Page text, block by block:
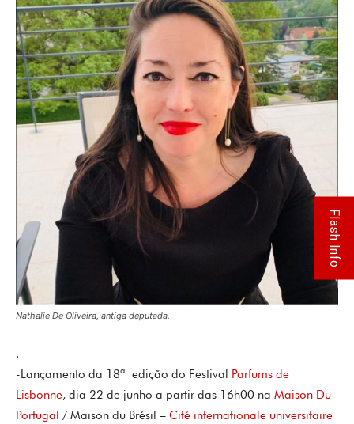
Nathalie De Oliveira, antiga deputada.
.
-Lançamento da 18ª edição do Festival Parfums de
Lisbonne, dia 22 de junho a partir das 16h00 na Maison Du
Portugal / Maison du Brésil – Cité internationale universitaire
Flash Info